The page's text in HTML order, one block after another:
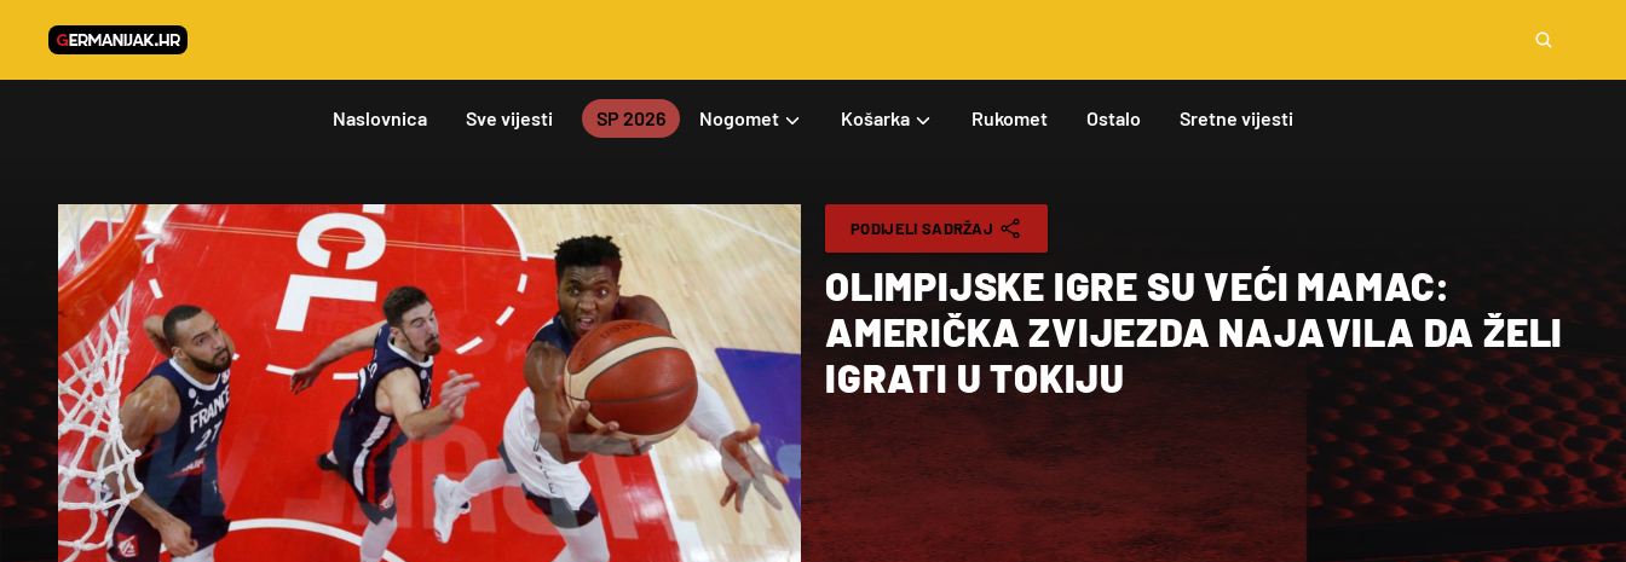
Naslovnica Sve vijesti SP 2026 Nogomet Košarka Rukomet Ostalo Sretne vijesti
PODIJELI SADRŽAJ
OLIMPIJSKE IGRE SU VEĆI MAMAC:
AMERIČKA ZVIJEZDA NAJAVILA DA ŽELI
IGRATI U TOKIJU